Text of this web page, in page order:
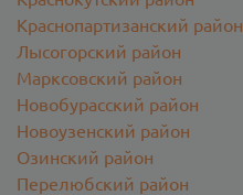
Краснопартизанский район
Лысогорский район
Марксовский район
Новобурасский район
Новоузенский район
Озинский район
Перелюбский район